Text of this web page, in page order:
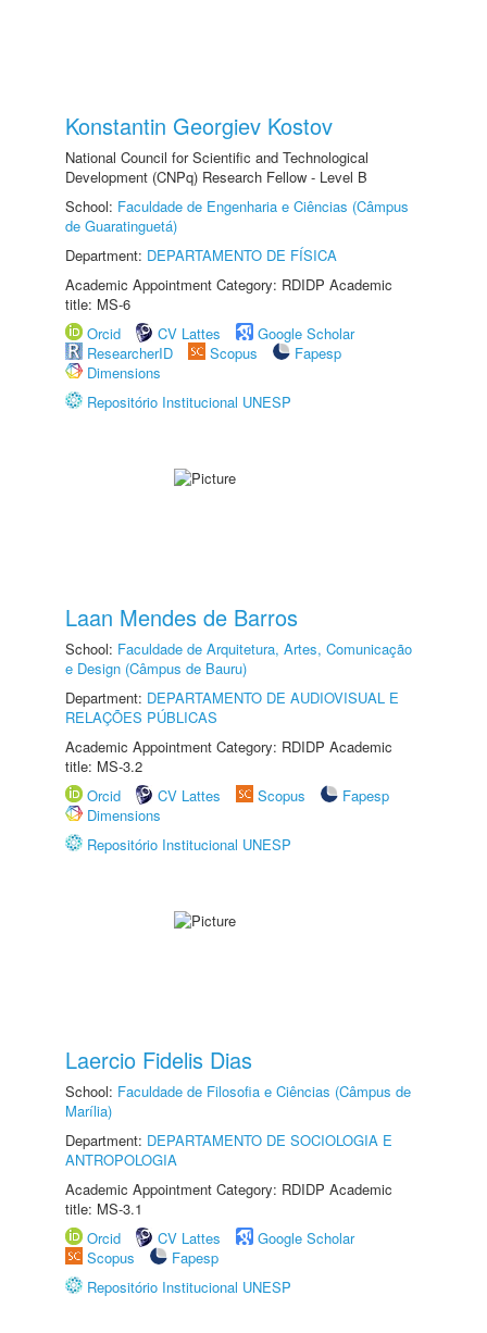
Konstantin Georgiev Kostov
National Council for Scientific and Technological
Development (CNPq) Research Fellow - Level B
School: Faculdade de Engenharia e Ciências (Câmpus
de Guaratinguetá)
Department: DEPARTAMENTO DE FÍSICA
Academic Appointment Category: RDIDP Academic
title: MS-6
Orcid
CV Lattes
Google Scholar
ResearcherID
Scopus
Fapesp
Dimensions
Repositório Institucional UNESP
Laan Mendes de Barros
School: Faculdade de Arquitetura, Artes, Comunicação
e Design (Câmpus de Bauru)
Department: DEPARTAMENTO DE AUDIOVISUAL E
RELAÇÕES PÚBLICAS
Academic Appointment Category: RDIDP Academic
title: MS-3.2
Orcid
CV Lattes Scopus
Fapesp
Dimensions
Repositório Institucional UNESP
Laercio Fidelis Dias
School: Faculdade de Filosofia e Ciências (Câmpus de
Marília)
Department: DEPARTAMENTO DE SOCIOLOGIA E
ANTROPOLOGIA
Academic Appointment Category: RDIDP Academic
title: MS-3.1
Orcid
CV Lattes
Google Scholar
Scopus
Fapesp
Repositório Institucional UNESP